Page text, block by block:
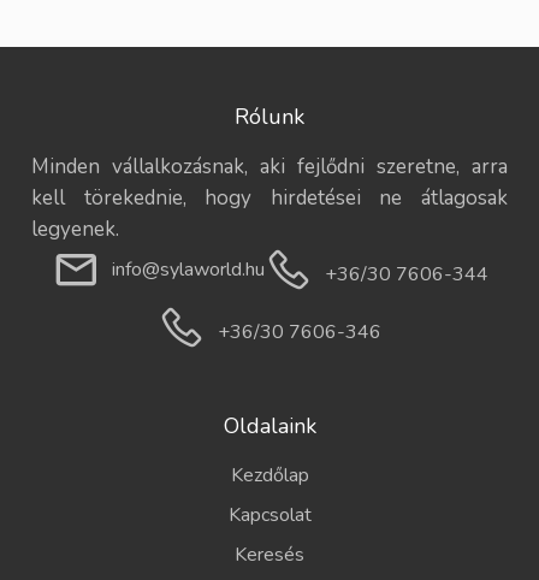
Rólunk
Minden vállalkozásnak, aki fejlődni szeretne, arra
kell törekednie, hogy hirdetései ne átlagosak
legyenek.
info@sylaworld.hu +36/30 7606-344
+36/30 7606-346
Oldalaink
Kezdőlap
Kapcsolat
Keresés